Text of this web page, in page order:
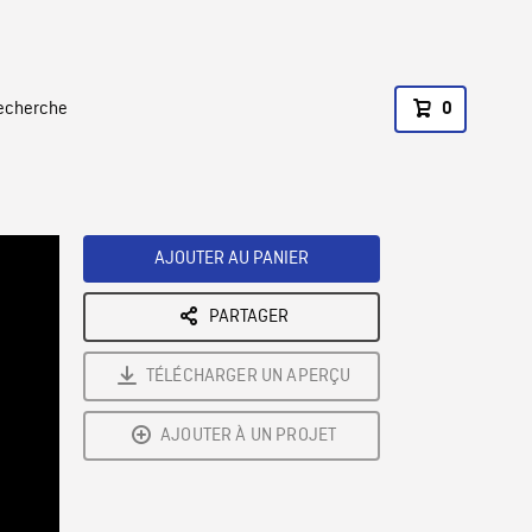
0
AJOUTER AU PANIER
PARTAGER
TÉLÉCHARGER UN APERÇU
AJOUTER À UN PROJET